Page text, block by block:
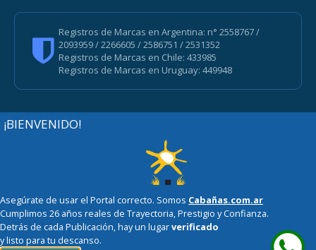
Registros de Marcas en Argentina: n° 2558767 /
2093959 / 2266605 / 2586751 / 2531352
Registros de Marcas en Chile: 433985
Registros de Marcas en Uruguay: 449948
¡BIENVENIDO!
Asegúrate de usar el Portal correcto. Somos Cabañas.com.ar
Cumplimos 26 años reales de Trayectoria, Prestigio y Confianza.
Detrás de cada Publicación, hay un lugarverificado
y listo para tu descanso.